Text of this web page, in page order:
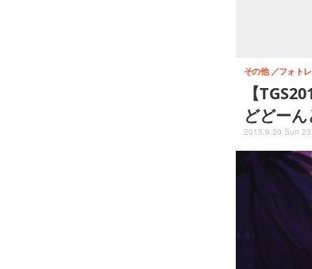
【
どどー
その他 フォト
2015.9.20 Sun